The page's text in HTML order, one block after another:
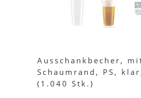
Ausschankbecher,
Schaumrand, PS,
(1.040 Stk.)